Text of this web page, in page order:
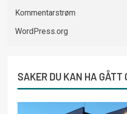
Kommentarstrøm
WordPress.org
SAKER DU KAN HA GÅTT